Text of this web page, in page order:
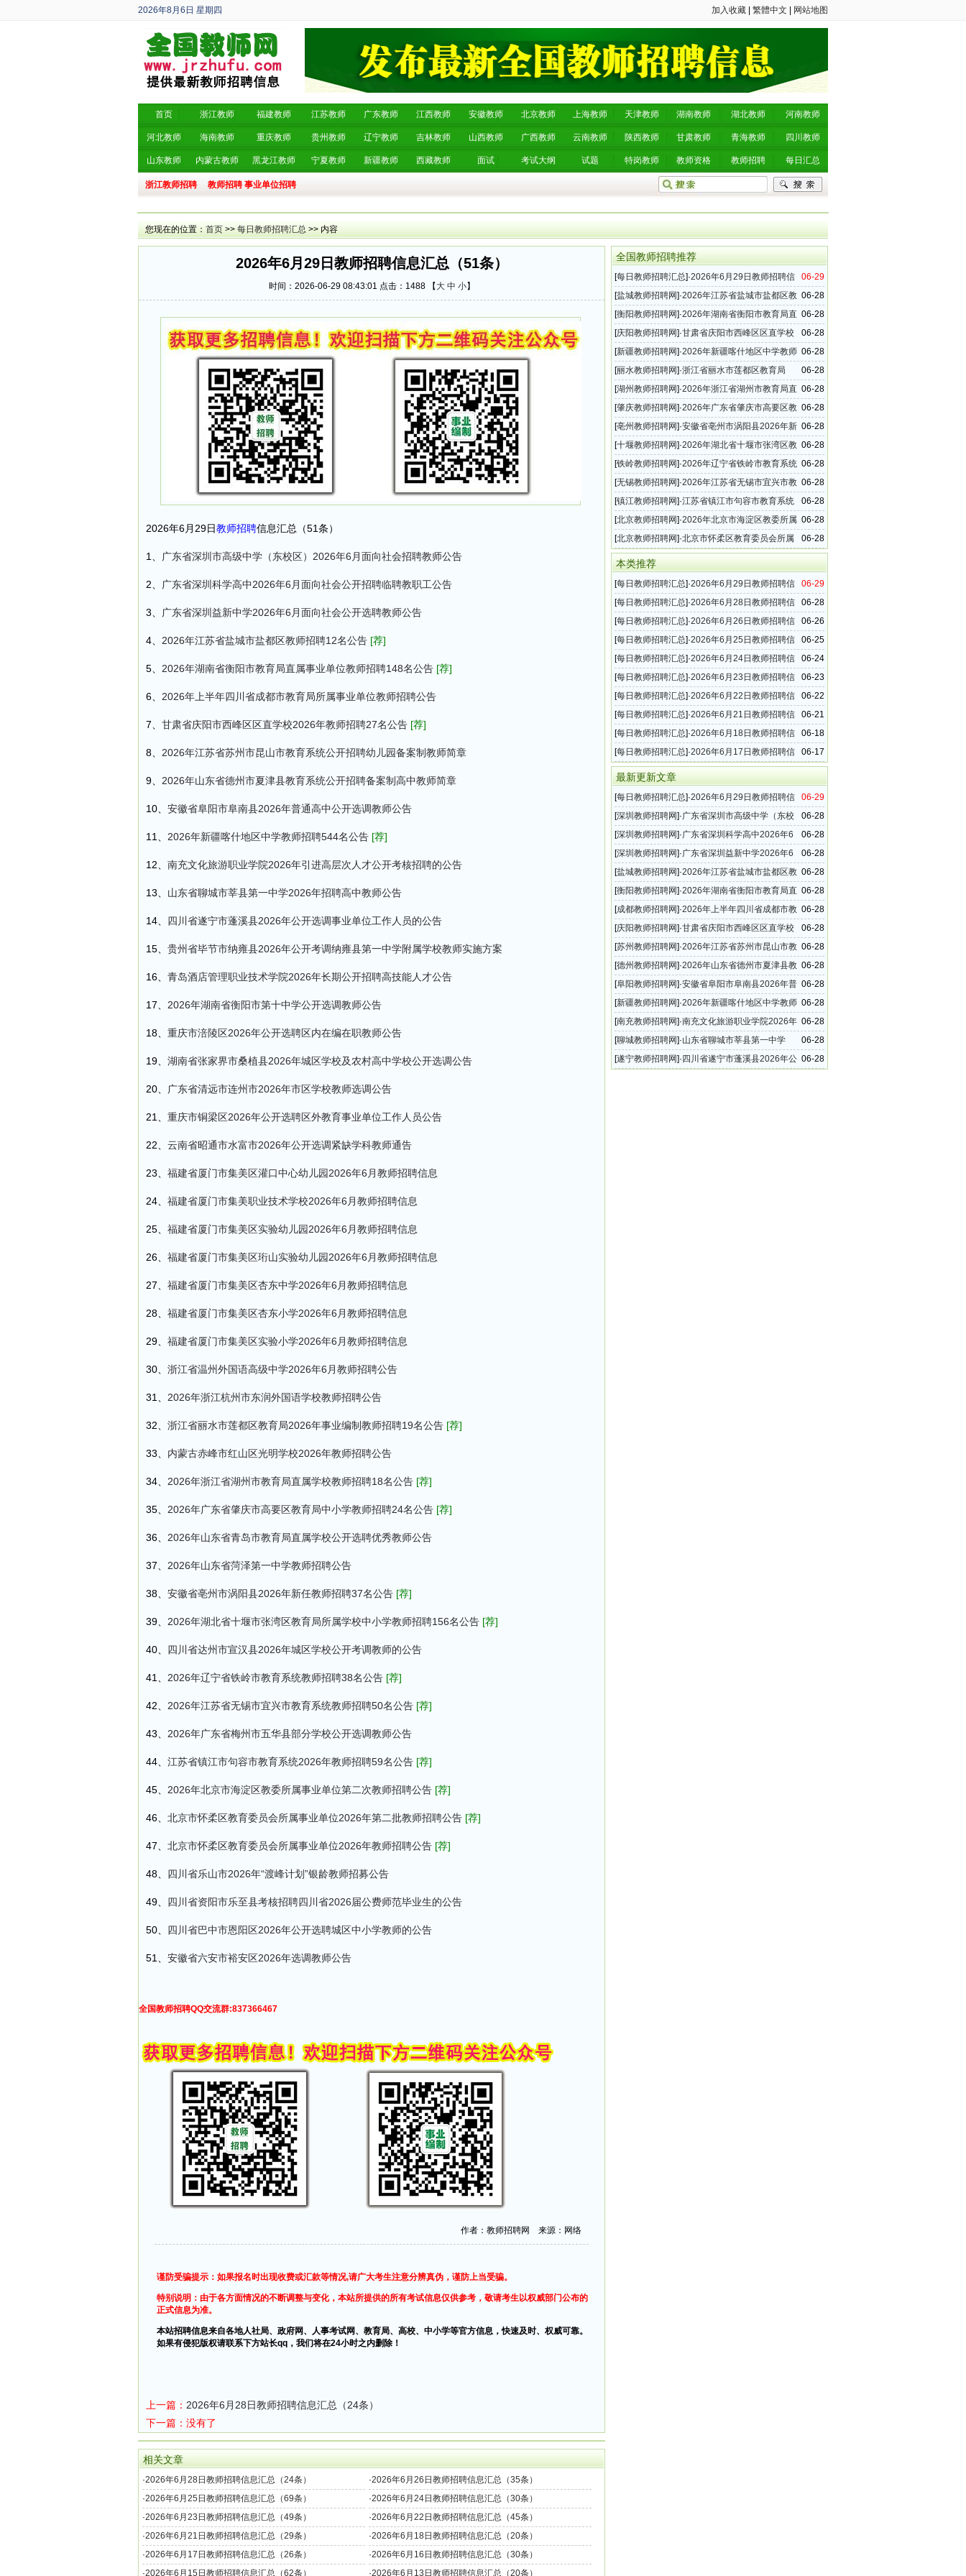
2026年8月6日 星期四
丙午年 六月廿四
加入收藏 繁體中文 网站地图
首页 浙江教师 福建教师 江苏教师 广东教师 江西教师 安徽教师 北京教师 上海教师 天津教师 湖南教师 湖北教师 河南教师
河北教师 海南教师 重庆教师 贵州教师 辽宁教师 吉林教师 山西教师 广西教师 云南教师 陕西教师 甘肃教师 青海教师 四川教师
山东教师 内蒙古教师 黑龙江教师 宁夏教师 新疆教师 西藏教师 面试 考试大纲 试题 特岗教师 教师资格 教师招聘 每日汇总
浙江教师招聘 教师招聘 事业单位招聘
您现在的位置： 首页 >> 每日教师招聘汇总 >> 内容
2026年6月29日教师招聘信息汇总（51条）
时间：2026-06-29 08:43:01 点击： 1488 【 大 中 小】
2026年6月29日教师招聘信息汇总（51条）
1、 广东省深圳市高级中学（东校区）2026年6月面向社会招聘教师公告
2、 广东省深圳科学高中2026年6月面向社会公开招聘临聘教职工公告
3、 广东省深圳益新中学2026年6月面向社会公开选聘教师公告
4、 2026年江苏省盐城市盐都区教师招聘12名公告 [荐]
5、 2026年湖南省衡阳市教育局直属事业单位教师招聘148名公告 [荐]
6、 2026年上半年四川省成都市教育局所属事业单位教师招聘公告
7、 甘肃省庆阳市西峰区区直学校2026年教师招聘27名公告 [荐]
8、 2026年江苏省苏州市昆山市教育系统公开招聘幼儿园备案制教师简章
9、 2026年山东省德州市夏津县教育系统公开招聘备案制高中教师简章
10、 安徽省阜阳市阜南县2026年普通高中公开选调教师公告
11、 2026年新疆喀什地区中学教师招聘544名公告 [荐]
12、 南充文化旅游职业学院2026年引进高层次人才公开考核招聘的公告
13、 山东省聊城市莘县第一中学2026年招聘高中教师公告
14、 四川省遂宁市蓬溪县2026年公开选调事业单位工作人员的公告
15、 贵州省毕节市纳雍县2026年公开考调纳雍县第一中学附属学校教师实施方案
16、 青岛酒店管理职业技术学院2026年长期公开招聘高技能人才公告
17、 2026年湖南省衡阳市第十中学公开选调教师公告
18、 重庆市涪陵区2026年公开选聘区内在编在职教师公告
19、 湖南省张家界市桑植县2026年城区学校及农村高中学校公开选调公告
20、 广东省清远市连州市2026年市区学校教师选调公告
21、 重庆市铜梁区2026年公开选聘区外教育事业单位工作人员公告
22、 云南省昭通市水富市2026年公开选调紧缺学科教师通告
23、 福建省厦门市集美区灌口中心幼儿园2026年6月教师招聘信息
24、 福建省厦门市集美职业技术学校2026年6月教师招聘信息
25、 福建省厦门市集美区实验幼儿园2026年6月教师招聘信息
26、 福建省厦门市集美区珩山实验幼儿园2026年6月教师招聘信息
27、 福建省厦门市集美区杏东中学2026年6月教师招聘信息
28、 福建省厦门市集美区杏东小学2026年6月教师招聘信息
29、 福建省厦门市集美区实验小学2026年6月教师招聘信息
30、 浙江省温州外国语高级中学2026年6月教师招聘公告
31、 2026年浙江杭州市东润外国语学校教师招聘公告
32、 浙江省丽水市莲都区教育局2026年事业编制教师招聘19名公告 [荐]
33、 内蒙古赤峰市红山区光明学校2026年教师招聘公告
34、 2026年浙江省湖州市教育局直属学校教师招聘18名公告 [荐]
35、 2026年广东省肇庆市高要区教育局中小学教师招聘24名公告 [荐]
36、 2026年山东省青岛市教育局直属学校公开选聘优秀教师公告
37、 2026年山东省菏泽第一中学教师招聘公告
38、 安徽省亳州市涡阳县2026年新任教师招聘37名公告 [荐]
39、 2026年湖北省十堰市张湾区教育局所属学校中小学教师招聘156名公告 [荐]
40、 四川省达州市宣汉县2026年城区学校公开考调教师的公告
41、 2026年辽宁省铁岭市教育系统教师招聘38名公告 [荐]
42、 2026年江苏省无锡市宜兴市教育系统教师招聘50名公告 [荐]
43、 2026年广东省梅州市五华县部分学校公开选调教师公告
44、 江苏省镇江市句容市教育系统2026年教师招聘59名公告 [荐]
45、 2026年北京市海淀区教委所属事业单位第二次教师招聘公告 [荐]
46、 北京市怀柔区教育委员会所属事业单位2026年第二批教师招聘公告 [荐]
47、 北京市怀柔区教育委员会所属事业单位2026年教师招聘公告 [荐]
48、 四川省乐山市2026年“渡峰计划”银龄教师招募公告
49、 四川省资阳市乐至县考核招聘四川省2026届公费师范毕业生的公告
50、 四川省巴中市恩阳区2026年公开选聘城区中小学教师的公告
51、 安徽省六安市裕安区2026年选调教师公告
全国教师招聘QQ交流群:837366467
作者：教师招聘网 来源：网络
谨防受骗提示：如果报名时出现收费或汇款等情况,请广大考生注意分辨真伪，谨防上当受骗。
特别说明：由于各方面情况的不断调整与变化，本站所提供的所有考试信息仅供参考，敬请考生以权威部门公布的
正式信息为准。
本站招聘信息来自各地人社局、政府网、人事考试网、教育局、高校、中小学等官方信息，快速及时、权威可靠。
如果有侵犯版权请联系下方站长qq，我们将在24小时之内删除！
上一篇： 2026年6月28日教师招聘信息汇总（24条）
下一篇：没有了
相关文章
·2026年6月28日教师招聘信息汇总（24条） ·2026年6月26日教师招聘信息汇总（35条）
·2026年6月25日教师招聘信息汇总（69条） ·2026年6月24日教师招聘信息汇总（30条）
·2026年6月23日教师招聘信息汇总（49条） ·2026年6月22日教师招聘信息汇总（45条）
·2026年6月21日教师招聘信息汇总（29条） ·2026年6月18日教师招聘信息汇总（20条）
·2026年6月17日教师招聘信息汇总（26条） ·2026年6月16日教师招聘信息汇总（30条）
·2026年6月15日教师招聘信息汇总（62条） ·2026年6月13日教师招聘信息汇总（20条）
全国教师招聘推荐
06-29
[每日教师招聘汇总]·2026年6月29日教师招聘信
息汇总（51条）
06-28
[盐城教师招聘网]·2026年江苏省盐城市盐都区教
师招聘12名公告
06-28
[衡阳教师招聘网]·2026年湖南省衡阳市教育局直
属事业单位教师招聘148名公告
06-28
[庆阳教师招聘网]·甘肃省庆阳市西峰区区直学校
2026年教师招聘27名公告
06-28
[新疆教师招聘网]·2026年新疆喀什地区中学教师
招聘544名公告
06-28
[丽水教师招聘网]·浙江省丽水市莲都区教育局
2026年事业编制教师招聘19名公告
06-28
[湖州教师招聘网]·2026年浙江省湖州市教育局直
属学校教师招聘18名公告
06-28
[肇庆教师招聘网]·2026年广东省肇庆市高要区教
育局中小学教师招聘24名公告
06-28
[亳州教师招聘网]·安徽省亳州市涡阳县2026年新
任教师招聘37名公告
06-28
[十堰教师招聘网]·2026年湖北省十堰市张湾区教
育局所属学校中小学教师招聘156名公告
06-28
[铁岭教师招聘网]·2026年辽宁省铁岭市教育系统
教师招聘38名公告
06-28
[无锡教师招聘网]·2026年江苏省无锡市宜兴市教
育系统教师招聘50名公告
06-28
[镇江教师招聘网]·江苏省镇江市句容市教育系统
2026年教师招聘59名公告
06-28
[北京教师招聘网]·2026年北京市海淀区教委所属
事业单位第二次教师招聘公告
06-28
[北京教师招聘网]·北京市怀柔区教育委员会所属
事业单位2026年第二批教师招聘公告
本类推荐
06-29
[每日教师招聘汇总]·2026年6月29日教师招聘信
息汇总（51条）
06-28
[每日教师招聘汇总]·2026年6月28日教师招聘信
息汇总（24条）
06-26
[每日教师招聘汇总]·2026年6月26日教师招聘信
息汇总（35条）
06-25
[每日教师招聘汇总]·2026年6月25日教师招聘信
息汇总（69条）
06-24
[每日教师招聘汇总]·2026年6月24日教师招聘信
息汇总（30条）
06-23
[每日教师招聘汇总]·2026年6月23日教师招聘信
息汇总（49条）
06-22
[每日教师招聘汇总]·2026年6月22日教师招聘信
息汇总（45条）
06-21
[每日教师招聘汇总]·2026年6月21日教师招聘信
息汇总（29条）
06-18
[每日教师招聘汇总]·2026年6月18日教师招聘信
息汇总（20条）
06-17
[每日教师招聘汇总]·2026年6月17日教师招聘信
息汇总（26条）
最新更新文章
06-29
[每日教师招聘汇总]·2026年6月29日教师招聘信
息汇总（51条）
06-28
[深圳教师招聘网]·广东省深圳市高级中学（东校
区）2026年6月面向社会招聘教师公告
06-28
[深圳教师招聘网]·广东省深圳科学高中2026年6
月面向社会公开招聘临聘教职工公告
06-28
[深圳教师招聘网]·广东省深圳益新中学2026年6
月面向社会公开选聘教师公告
06-28
[盐城教师招聘网]·2026年江苏省盐城市盐都区教
师招聘12名公告
06-28
[衡阳教师招聘网]·2026年湖南省衡阳市教育局直
属事业单位教师招聘148名公告
06-28
[成都教师招聘网]·2026年上半年四川省成都市教
育局所属事业单位教师招聘公告
06-28
[庆阳教师招聘网]·甘肃省庆阳市西峰区区直学校
2026年教师招聘27名公告
06-28
[苏州教师招聘网]·2026年江苏省苏州市昆山市教
育系统公开招聘幼儿园备案制教师简章
06-28
[德州教师招聘网]·2026年山东省德州市夏津县教
育系统公开招聘备案制高中教师简章
06-28
[阜阳教师招聘网]·安徽省阜阳市阜南县2026年普
通高中公开选调教师公告
06-28
[新疆教师招聘网]·2026年新疆喀什地区中学教师
招聘544名公告
06-28
[南充教师招聘网]·南充文化旅游职业学院2026年
引进高层次人才公开考核招聘的公告
06-28
[聊城教师招聘网]·山东省聊城市莘县第一中学
2026年招聘高中教师公告
06-28
[遂宁教师招聘网]· 四川省遂宁市蓬溪县2026年公